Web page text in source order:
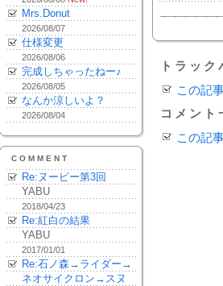
Mrs.Donut
2026/08/07
仕様変更
2026/08/06
完成しちゃったねー♪
2026/08/05
なんか涼しいよ？
2026/08/04
COMMENT
Re:ヌーピー第3回
YABU
2018/04/23
Re:紅白の結果
YABU
2017/01/01
Re:石ノ森→ライダー→
ネオサイクロン→スヌ
トラッ
この記
コメント
この記